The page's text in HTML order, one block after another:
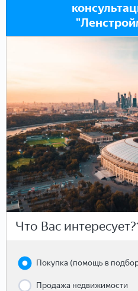
Что Вас интересует?
Покупка (помощь в
Продажа недвижимости